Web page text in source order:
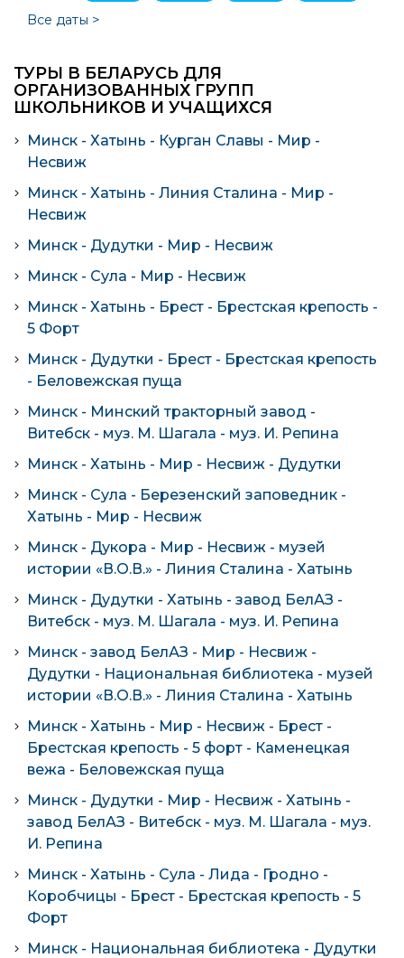
Все даты >
ТУРЫ В БЕЛАРУСЬ ДЛЯ
ОРГАНИЗОВАННЫХ ГРУПП
ШКОЛЬНИКОВ И УЧАЩИХСЯ
Минск - Хатынь - Курган Славы - Мир -
Несвиж
Минск - Хатынь - Линия Сталина - Мир -
Несвиж
Минск - Дудутки - Мир - Несвиж
Минск - Сула - Мир - Несвиж
Минск - Хатынь - Брест - Брестская крепость -
5 Форт
Минск - Дудутки - Брест - Брестская крепость
- Беловежская пуща
Минск - Минский тракторный завод -
Витебск - муз. М. Шагала - муз. И. Репина
Минск - Хатынь - Мир - Несвиж - Дудутки
Минск - Сула - Березенский заповедник -
Хатынь - Мир - Несвиж
Минск - Дукора - Мир - Несвиж - музей
истории «В.О.В.» - Линия Сталина - Хатынь
Минск - Дудутки - Хатынь - завод БелАЗ -
Витебск - муз. М. Шагала - муз. И. Репина
Минск - завод БелАЗ - Мир - Несвиж -
Дудутки - Национальная библиотека - музей
истории «В.О.В.» - Линия Сталина - Хатынь
Минск - Хатынь - Мир - Несвиж - Брест -
Брестская крепость - 5 форт - Каменецкая
вежа - Беловежская пуща
Минск - Дудутки - Мир - Несвиж - Хатынь -
завод БелАЗ - Витебск - муз. М. Шагала - муз.
И. Репина
Минск - Хатынь - Сула - Лида - Гродно -
Коробчицы - Брест - Брестская крепость - 5
Форт
Минск - Национальная библиотека - Дудутки